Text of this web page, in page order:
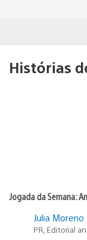
Histórias
Jogada da Semana:
Julia Moreno
PR, Editorial